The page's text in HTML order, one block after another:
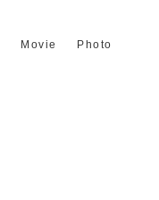
Movie Photo